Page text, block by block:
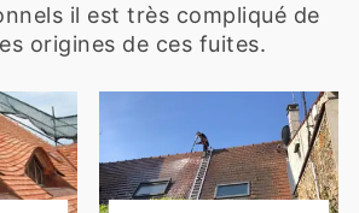
il est très compliqué de
origines de ces fuites.